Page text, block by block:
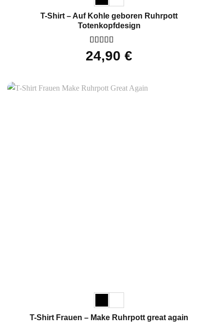
T-Shirt – Auf Kohle geboren Ruhrpott
Totenkopfdesign
Bewertet
mit5von 5
24,90 €
T-Shirt Frauen – Make Ruhrpott great again